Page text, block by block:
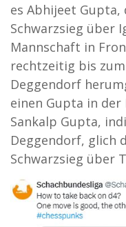
es Abhijeet
Schwarzsieg über
Mannschaft in
rechtzeitig bis
Deggendorf
einen Gupta in der
Sankalp Gupta,
Deggendorf, glich
Schwarzsieg über